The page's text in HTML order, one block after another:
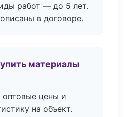
работ — до 5 лет.
в договоре.
материалы
цены и
на объект.